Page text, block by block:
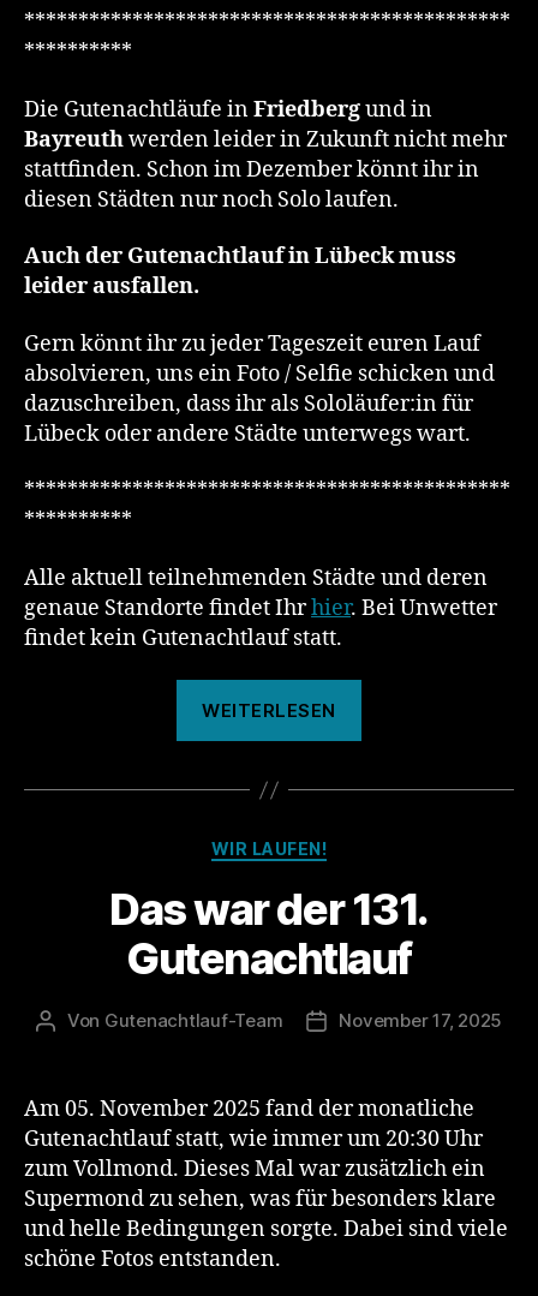
*********************************************
**********
Die Gutenachtläufe inFriedbergund in
Bayreuthwerden leider in Zukunft nicht mehr
stattfinden. Schon im Dezember könnt ihr in
diesen Städten nur noch Solo laufen.
Auch der Gutenachtlauf in Lübeck muss
leider ausfallen.
Gern könnt ihr zu jeder Tageszeit euren Lauf
absolvieren, uns ein Foto / Selfie schicken und
dazuschreiben, dass ihr als Sololäufer:in für
Lübeck oder andere Städte unterwegs wart.
*********************************************
**********
Alle aktuell teilnehmenden Städte und deren
genaue Standorte findet Ihrhier. Bei Unwetter
findet kein Gutenachtlauf statt.
WEITERLESEN
Kategorien
WIR LAUFEN!
Das war der 131.
Gutenachtlauf
Beitragsautor
Von Gutenachtlauf-Team Veröffentlichungsdatum
November 17, 2025
Am 05. November 2025 fand der monatliche
Gutenachtlauf statt, wie immer um 20:30 Uhr
zum Vollmond. Dieses Mal war zusätzlich ein
Supermond zu sehen, was für besonders klare
und helle Bedingungen sorgte. Dabei sind viele
schöne Fotos entstanden.